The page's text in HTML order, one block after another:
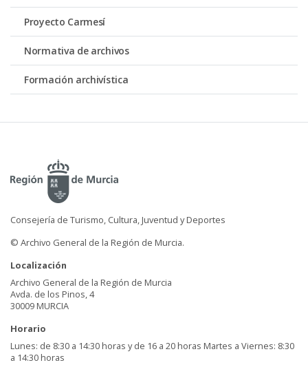
Proyecto Carmesí
Normativa de archivos
Formación archivística
Consejería de Turismo, Cultura, Juventud y Deportes
© Archivo General de la Región de Murcia.
Localización
Archivo General de la Región de Murcia
Avda. de los Pinos, 4
30009 MURCIA
Horario
Lunes: de 8:30 a 14:30 horas y de 16 a 20 horas Martes a Viernes: 8:30
a 14:30 horas